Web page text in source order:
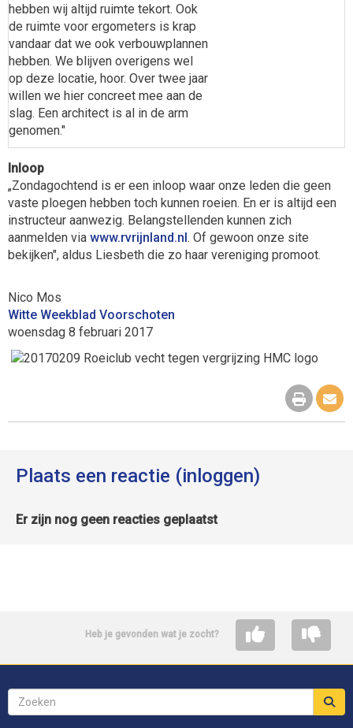
hebben wij altijd ruimte tekort. Ook
de ruimte voor ergometers is krap
vandaar dat we ook verbouwplannen
hebben. We blijven overigens wel
op deze locatie, hoor. Over twee jaar
willen we hier concreet mee aan de
slag. Een architect is al in de arm
genomen."
Inloop
„Zondagochtend is er een inloop waar onze leden die geen
vaste ploegen hebben toch kunnen roeien. En er is altijd een
instructeur aanwezig. Belangstellenden kunnen zich
aanmelden via www.rvrijnland.nl. Of gewoon onze site
bekijken", aldus Liesbeth die zo haar vereniging promoot.
Nico Mos
Witte Weekblad Voorschoten
woensdag 8 februari 2017
Plaats een reactie (inloggen)
Er zijn nog geen reacties geplaatst
Heb je gevonden wat je zocht?